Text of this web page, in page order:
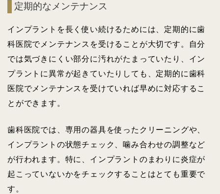
定期的なメンテナンス
インプラントを長く使い続けるためには、定期的に歯
科医院でメンテナンスを受けることが大切です。自分
では気づきにくい部分に汚れがたまっていたり、イン
プラントに異常が起きていたりしても、定期的に歯科
医院でメンテナンスを受けていれば早めに対応するこ
とができます。
歯科医院では、専用の器具を使ったクリーニングや、
インプラントの状態チェック、噛み合わせの調整など
が行われます。特に、インプラントのまわりに炎症が
起こっていないかをチェックすることはとても重要で
す。